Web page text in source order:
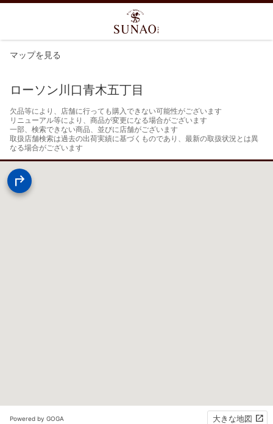
マップを見る
ローソン川口青木五丁目
欠品等により、店舗に行っても購入できない可能性がございます
リニューアル等により、商品が変更になる場合がございます
一部、検索できない商品、並びに店舗がございます
取扱店舗検索は過去の出荷実績に基づくものであり、最新の取扱状況とは異
なる場合がございます
Powered by GOGA 大きな地図